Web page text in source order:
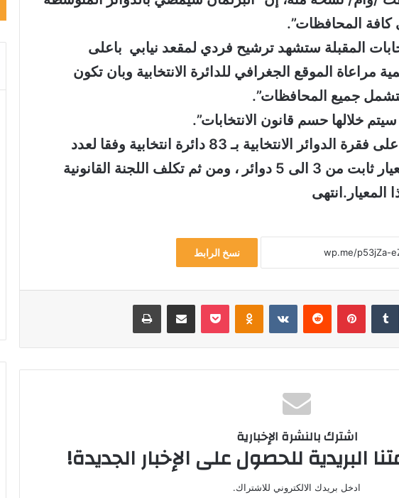
المقبلة ستشهد ترشيح فردي لمقعد نيابي باعلى
مراعاة الموقع الجغرافي للدائرة الانتخابية وبان تكون
جميع المحافظات”.
خلالها حسم قانون الانتخابات”.
وكان مجلس النواب صوت على فقرة الدوائر الانتخابية بـ 83 دائرة انتخابية وفقا لعدد
النساء في البرلمان وفق معيار ثابت من 3 الى 5 دوائر ، ومن ثم تكلف اللجنة القانونية
المعيار.انتهى
نسخ الرابط
بينتيريست Odnoklassniki
‫Pocket مشاركة عبر البريد طباعة
اشترك بالنشرة الإخبارية
البريدية للحصول على الإخبار الجديدة!
ادخل بريدك الالكتروني للاشتراك.